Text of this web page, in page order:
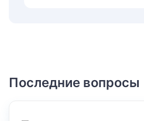
Последние вопросы